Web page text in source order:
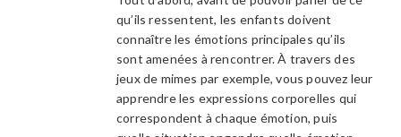
qu’ils ressentent, les enfants doivent
connaître les émotions principales qu’ils
sont amenées à rencontrer. À travers des
jeux de mimes par exemple, vous pouvez leur
apprendre les expressions corporelles qui
correspondent à chaque émotion, puis